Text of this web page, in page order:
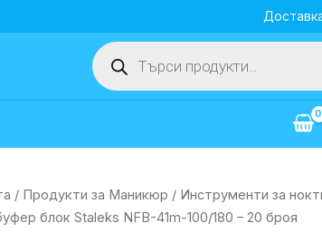
Products
search
/ Продукти за Маникюр / Инструменти за
блок Staleks NFB-41m-100/180 – 20 броя